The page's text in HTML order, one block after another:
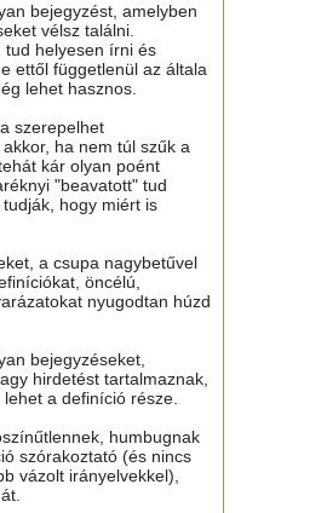
bejegyzést, amelyben
vélsz találni.
tud helyesen írni és
ettől függetlenül az általa
lehet hasznos.
szerepelhet
ha nem túl szűk a
kár olyan poént
"beavatott" tud
hogy miért is
a csupa nagybetűvel
öncélú,
nyugodtan húzd
bejegyzéseket,
hirdetést tartalmaznak,
a definíció része.
humbugnak
szórakoztató (és nincs
vázolt irányelvekkel),